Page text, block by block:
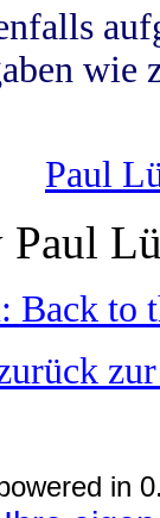
wie
Paul
Back to
in